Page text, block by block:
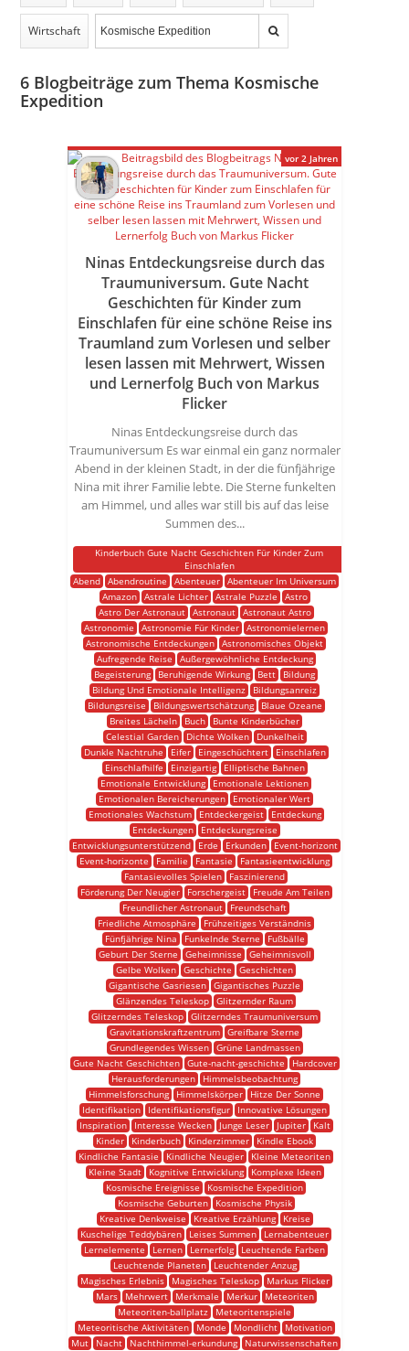
Wirtschaft
6 Blogbeiträge zum Thema Kosmische
Expedition
Ninas Entdeckungsreise durch das
Traumuniversum. Gute Nacht
Geschichten für Kinder zum
Einschlafen für eine schöne Reise ins
Traumland zum Vorlesen und selber
lesen lassen mit Mehrwert, Wissen
und Lernerfolg Buch von Markus
Flicker
Ninas Entdeckungsreise durch das
Traumuniversum Es war einmal ein ganz normaler
Abend in der kleinen Stadt, in der die fünfjährige
Nina mit ihrer Familie lebte. Die Sterne funkelten
am Himmel, und alles war still bis auf das leise
Summen des...
Kinderbuch Gute Nacht Geschichten Für Kinder Zum
Einschlafen
Abend Abendroutine Abenteuer Abenteuer Im Universum
Amazon
Astrale Lichter Astrale Puzzle
Astro
Astro Der Astronaut
Astronaut
Astronaut Astro
Astronomie
Astronomie Für Kinder Astronomielernen
Astronomische Entdeckungen Astronomisches Objekt
Aufregende Reise
Außergewöhnliche Entdeckung
Begeisterung
Beruhigende Wirkung Bett
Bildung
Bildung Und Emotionale Intelligenz
Bildungsanreiz
Bildungsreise
Bildungswertschätzung
Blaue Ozeane
Breites Lächeln
Buch
Bunte Kinderbücher
Celestial Garden
Dichte Wolken
Dunkelheit
Dunkle Nachtruhe
Eifer Eingeschüchtert
Einschlafen
Einschlafhilfe
Einzigartig
Elliptische Bahnen
Emotionale Entwicklung
Emotionale Lektionen
Emotionalen Bereicherungen
Emotionaler Wert
Emotionales Wachstum
Entdeckergeist
Entdeckung
Entdeckungen
Entdeckungsreise
Entwicklungsunterstützend
Erde Erkunden
Event-horizont
Event-horizonte
Familie Fantasie
Fantasieentwicklung
Fantasievolles Spielen
Faszinierend
Förderung Der Neugier
Forschergeist
Freude Am Teilen
Freundlicher Astronaut
Freundschaft
Friedliche Atmosphäre
Frühzeitiges Verständnis
Fünfjährige Nina
Funkelnde Sterne
Fußbälle
Geburt Der Sterne
Geheimnisse
Geheimnisvoll
Gelbe Wolken Geschichte
Geschichten
Gigantische Gasriesen Gigantisches Puzzle
Glänzendes Teleskop Glitzernder Raum
Glitzerndes Teleskop Glitzerndes Traumuniversum
Gravitationskraftzentrum Greifbare Sterne
Grundlegendes Wissen
Grüne Landmassen
Gute Nacht Geschichten
Gute-nacht-geschichte
Hardcover
Herausforderungen
Himmelsbeobachtung
Himmelsforschung
Himmelskörper
Hitze Der Sonne
Identifikation
Identifikationsfigur
Innovative Lösungen
Inspiration
Interesse Wecken Junge Leser Jupiter
Kalt
Kinder
Kinderbuch Kinderzimmer
Kindle Ebook
Kindliche Fantasie
Kindliche Neugier
Kleine Meteoriten
Kleine Stadt
Kognitive Entwicklung
Komplexe Ideen
Kosmische Ereignisse
Kosmische Expedition
Kosmische Geburten
Kosmische Physik
Kreative Denkweise
Kreative Erzählung
Kreise
Kuschelige Teddybären
Leises Summen
Lernabenteuer
Lernelemente
Lernen Lernerfolg
Leuchtende Farben
Leuchtende Planeten
Leuchtender Anzug
Magisches Erlebnis
Magisches Teleskop
Markus Flicker
Mars
Mehrwert Merkmale Merkur
Meteoriten
Meteoriten-ballplatz
Meteoritenspiele
Meteoritische Aktivitäten
Monde Mondlicht
Motivation
Mut
Nacht Nachthimmel-erkundung
Naturwissenschaften
vor 2 Jahren